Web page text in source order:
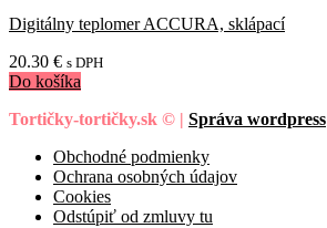
Digitálny teplomer ACCURA, sklápací
20.30 € s DPH
Do košíka
Tortičky-tortičky.sk © | Správa wordpress
Obchodné podmienky
Ochrana osobných údajov
Cookies
Odstúpiť od zmluvy tu